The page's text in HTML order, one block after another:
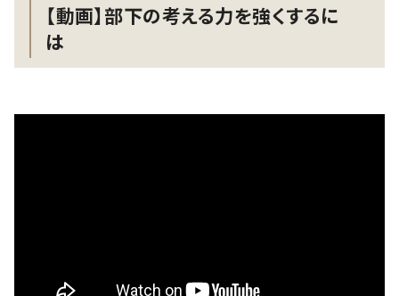
【動画】部下の考える力を強くするに
は